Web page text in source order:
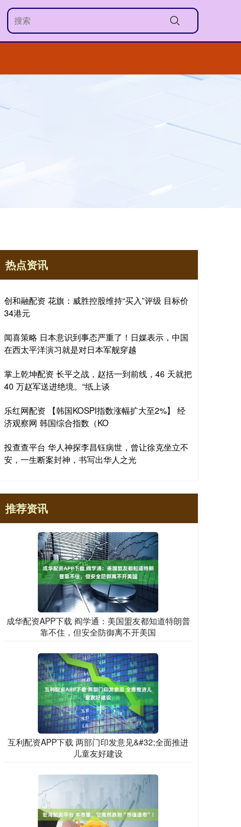
热点资讯
创和融配资 花旗：威胜控股维持“买入”评级 目标价
34港元
闻喜策略 日本意识到事态严重了！日媒表示，中国
在西太平洋演习就是对日本军舰穿越
掌上乾坤配资 长平之战，赵括一到前线，46 天就把
40 万赵军送进绝境。“纸上谈
乐红网配资 【韩国KOSPI指数涨幅扩大至2%】 经
济观察网 韩国综合指数（KO
投查查平台 华人神探李昌钰病世，曾让徐克坐立不
安，一生断案封神，书写出华人之光
推荐资讯
成华配资APP下载 阎学通：美国盟友都知道特朗普
靠不住，但安全防御离不开美国
互利配资APP下载 两部门印发意见&#32;全面推进
儿童友好建设